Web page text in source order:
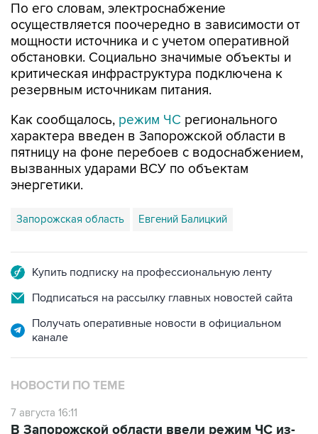
По его словам, электроснабжение
осуществляется поочередно в зависимости от
мощности источника и с учетом оперативной
обстановки. Социально значимые объекты и
критическая инфраструктура подключена к
резервным источникам питания.
Как сообщалось, режим ЧС регионального
характера введен в Запорожской области в
пятницу на фоне перебоев с водоснабжением,
вызванных ударами ВСУ по объектам
энергетики.
Запорожская область Евгений Балицкий
Купить подписку на профессиональную ленту
Подписаться на рассылку главных новостей сайта
Получать оперативные новости в официальном
канале
НОВОСТИ ПО ТЕМЕ
7 августа 16:11
В Запорожской области ввели режим ЧС из-